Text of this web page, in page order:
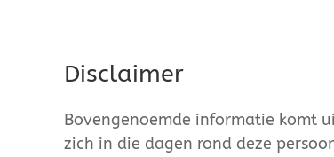
Disclaimer
Bovengenoemde informatie komt
zich in die dagen rond deze